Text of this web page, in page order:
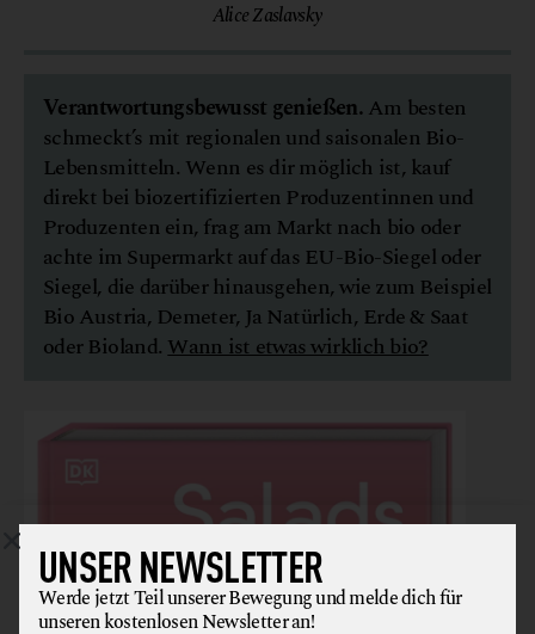
Alice Zaslavsky
Verantwortungsbewusst genießen.Am besten
schmeckt’s mit regionalen und saisonalen Bio-
Lebensmitteln. Wenn es dir möglich ist, kauf
direkt bei biozertifizierten Produzentinnen und
Produzenten ein, frag am Markt nach bio oder
achte im Supermarkt auf das EU-Bio-Siegel oder
Siegel, die darüber hinausgehen, wie zum Beispiel
Bio Austria, Demeter, Ja Natürlich, Erde & Saat
oder Bioland.Wann ist etwas wirklich bio?
UNSER NEWSLETTER
Werde jetzt Teil unserer Bewegung und melde dich für
unseren kostenlosen Newsletter an!